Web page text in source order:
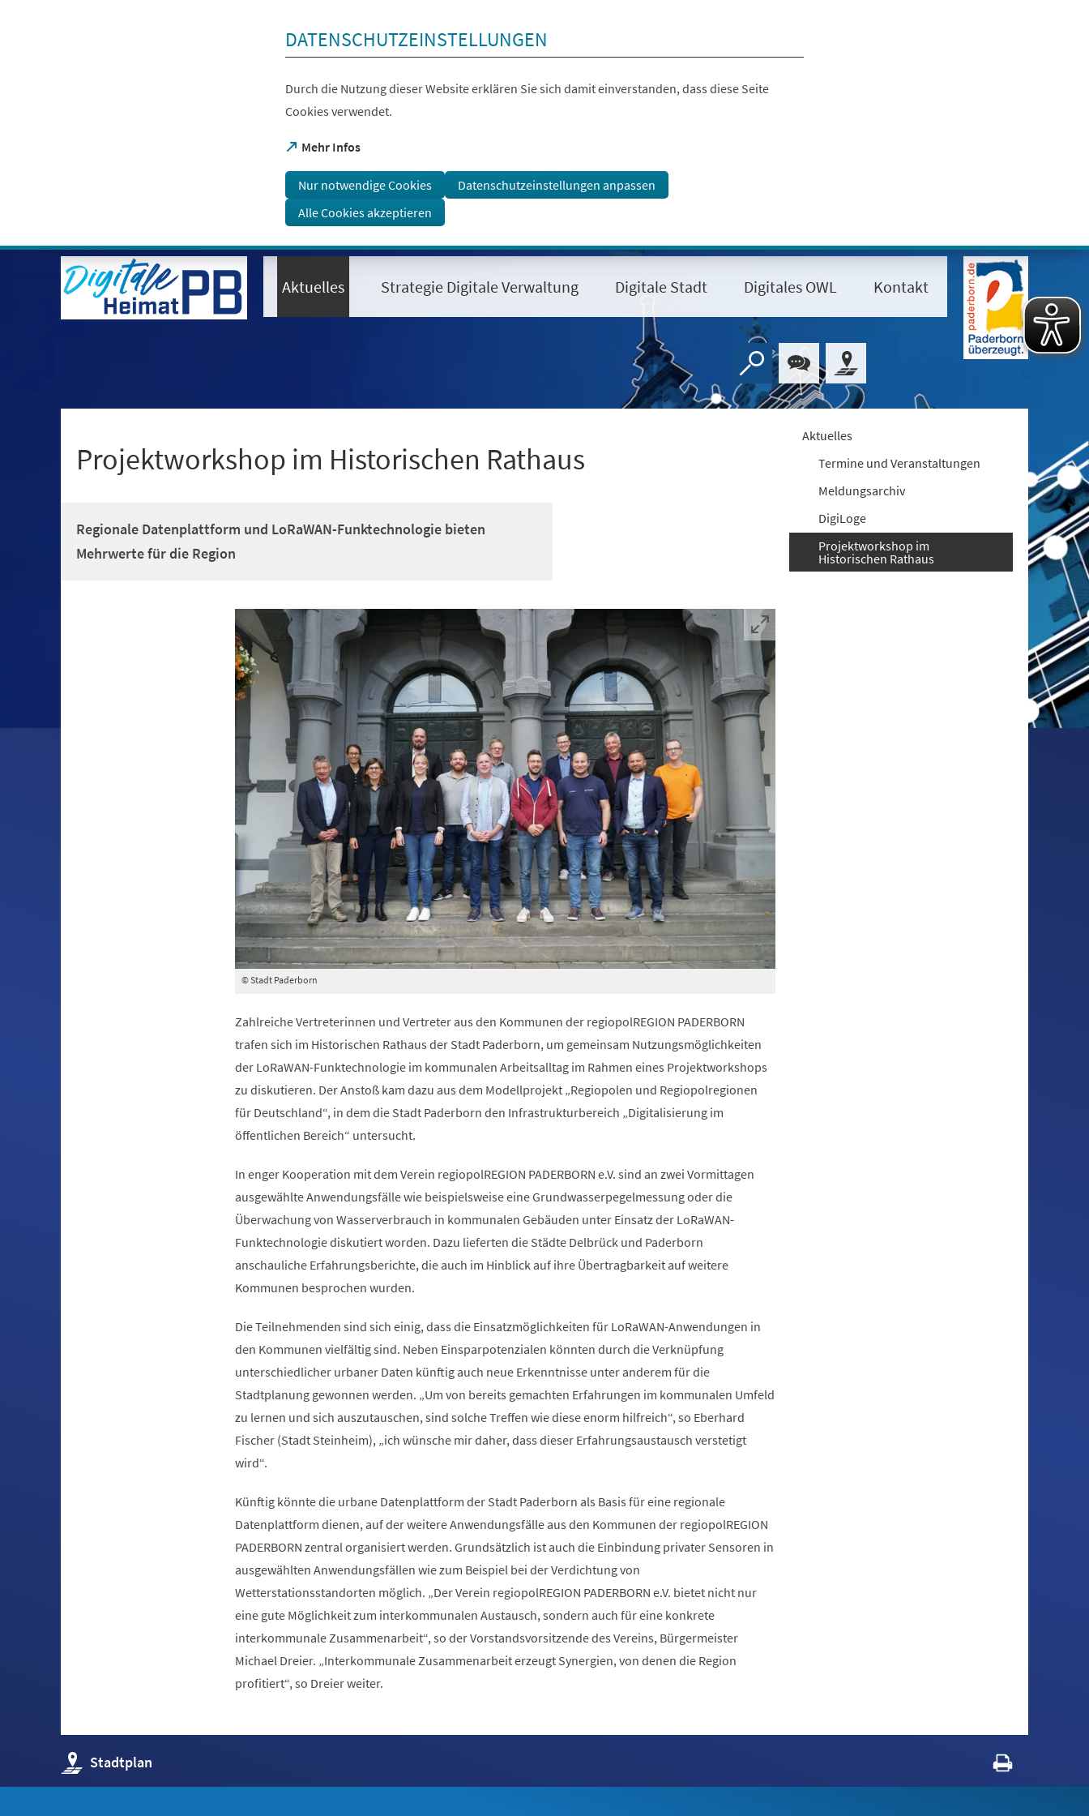
Assistenzsoftware
DATENSCHUTZEINSTELLUNGEN
Durch die Nutzung dieser Website erklären Sie sich damit einverstanden, dass diese Seite
Cookies verwendet.
Mehr Infos
(Öffnet
einem
neuen
Tab)
Nur notwendige Cookies
Datenschutzeinstellungen anpassen
Alle Cookies akzeptieren
Aktuelles Strategie Digitale Verwaltung Digitale Stadt Digitales OWL Kontakt
Projektworkshop im Historischen Rathaus
Regionale Datenplattform und LoRaWAN-Funktechnologie bieten
Mehrwerte für die Region
© Stadt Paderborn
Zahlreiche Vertreterinnen und Vertreter aus den Kommunen der regiopolREGION PADERBORN
trafen sich im Historischen Rathaus der Stadt Paderborn, um gemeinsam Nutzungsmöglichkeiten
der LoRaWAN-Funktechnologie im kommunalen Arbeitsalltag im Rahmen eines Projektworkshops
zu diskutieren. Der Anstoß kam dazu aus dem Modellprojekt „Regiopolen und Regiopolregionen
für Deutschland“, in dem die Stadt Paderborn den Infrastrukturbereich „Digitalisierung im
öffentlichen Bereich“ untersucht.
In enger Kooperation mit dem Verein regiopolREGION PADERBORN e.V. sind an zwei Vormittagen
ausgewählte Anwendungsfälle wie beispielsweise eine Grundwasserpegelmessung oder die
Überwachung von Wasserverbrauch in kommunalen Gebäuden unter Einsatz der LoRaWAN-
Funktechnologie diskutiert worden. Dazu lieferten die Städte Delbrück und Paderborn
anschauliche Erfahrungsberichte, die auch im Hinblick auf ihre Übertragbarkeit auf weitere
Kommunen besprochen wurden.
Die Teilnehmenden sind sich einig, dass die Einsatzmöglichkeiten für LoRaWAN-Anwendungen in
den Kommunen vielfältig sind. Neben Einsparpotenzialen könnten durch die Verknüpfung
unterschiedlicher urbaner Daten künftig auch neue Erkenntnisse unter anderem für die
Stadtplanung gewonnen werden. „Um von bereits gemachten Erfahrungen im kommunalen Umfeld
zu lernen und sich auszutauschen, sind solche Treffen wie diese enorm hilfreich“, so Eberhard
Fischer (Stadt Steinheim), „ich wünsche mir daher, dass dieser Erfahrungsaustausch verstetigt
wird“.
Künftig könnte die urbane Datenplattform der Stadt Paderborn als Basis für eine regionale
Datenplattform dienen, auf der weitere Anwendungsfälle aus den Kommunen der regiopolREGION
PADERBORN zentral organisiert werden. Grundsätzlich ist auch die Einbindung privater Sensoren in
ausgewählten Anwendungsfällen wie zum Beispiel bei der Verdichtung von
Wetterstationsstandorten möglich. „Der Verein regiopolREGION PADERBORN e.V. bietet nicht nur
eine gute Möglichkeit zum interkommunalen Austausch, sondern auch für eine konkrete
interkommunale Zusammenarbeit“, so der Vorstandsvorsitzende des Vereins, Bürgermeister
Michael Dreier. „Interkommunale Zusammenarbeit erzeugt Synergien, von denen die Region
profitiert“, so Dreier weiter.
Aktuelles
Termine und Veranstaltungen
Meldungsarchiv
DigiLoge
Projektworkshop im
Historischen Rathaus
Stadtplan
(Öffnet
in
einem